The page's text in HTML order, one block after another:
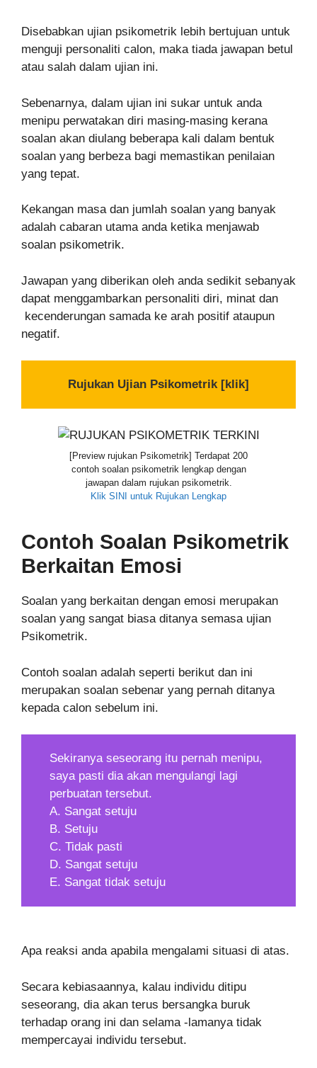
Disebabkan ujian psikometrik lebih bertujuan untuk
menguji personaliti calon, maka tiada jawapan betul
atau salah dalam ujian ini.
Sebenarnya, dalam ujian ini sukar untuk anda
menipu perwatakan diri masing-masing kerana
soalan akan diulang beberapa kali dalam bentuk
soalan yang berbeza bagi memastikan penilaian
yang tepat.
Kekangan masa dan jumlah soalan yang banyak
adalah cabaran utama anda ketika menjawab
soalan psikometrik.
Jawapan yang diberikan oleh anda sedikit sebanyak
dapat menggambarkan personaliti diri, minat dan
kecenderungan samada ke arah positif ataupun
negatif.
Rujukan Ujian Psikometrik [klik]
[Preview rujukan Psikometrik] Terdapat 200
contoh soalan psikometrik lengkap dengan
jawapan dalam rujukan psikometrik.
Klik SINI untuk Rujukan Lengkap
Contoh Soalan Psikometrik
Berkaitan Emosi
Soalan yang berkaitan dengan emosi merupakan
soalan yang sangat biasa ditanya semasa ujian
Psikometrik.
Contoh soalan adalah seperti berikut dan ini
merupakan soalan sebenar yang pernah ditanya
kepada calon sebelum ini.
Sekiranya seseorang itu pernah menipu,
saya pasti dia akan mengulangi lagi
perbuatan tersebut.
A. Sangat setuju
B. Setuju
C. Tidak pasti
D. Sangat setuju
E. Sangat tidak setuju
Apa reaksi anda apabila mengalami situasi di atas.
Secara kebiasaannya, kalau individu ditipu
seseorang, dia akan terus bersangka buruk
terhadap orang ini dan selama -lamanya tidak
mempercayai individu tersebut.